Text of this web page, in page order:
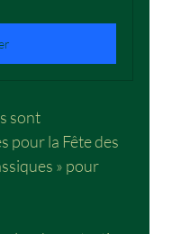
sont
pour la Fête des
» pour